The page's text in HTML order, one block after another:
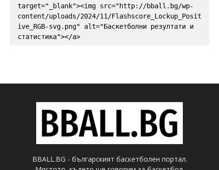
target="_blank"><img src="http://bball.bg/wp-
content/uploads/2024/11/Flashscore_Lockup_Posit
ive_RGB-svg.png" alt="Баскетболни резултати и
статистика"></a>
BBALL.BG - българският баскетболен портал.